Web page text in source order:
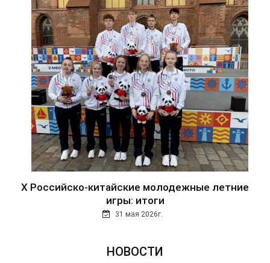
Х Российско-китайские молодежные летние
игры: итоги
31 мая 2026г.
НОВОСТИ